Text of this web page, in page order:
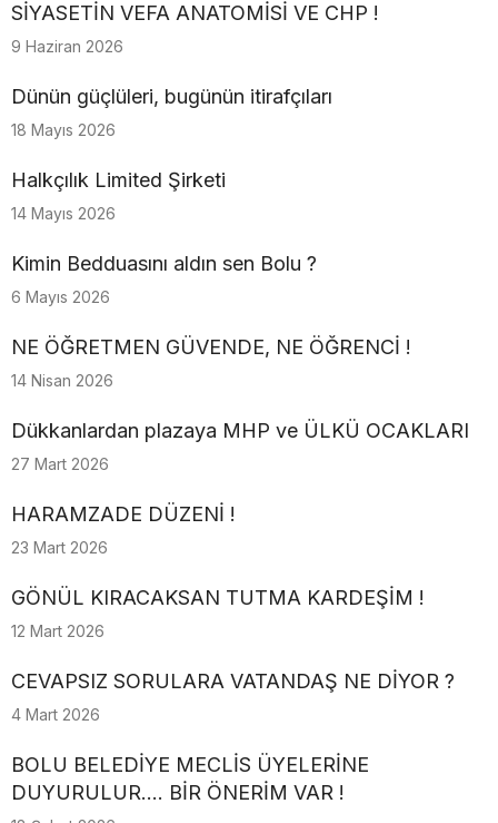
SİYASETİN VEFA ANATOMİSİ VE CHP !
9 Haziran 2026
Dünün güçlüleri, bugünün itirafçıları
18 Mayıs 2026
Halkçılık Limited Şirketi
14 Mayıs 2026
Kimin Bedduasını aldın sen Bolu ?
6 Mayıs 2026
NE ÖĞRETMEN GÜVENDE, NE ÖĞRENCİ !
14 Nisan 2026
Dükkanlardan plazaya MHP ve ÜLKÜ OCAKLARI
27 Mart 2026
HARAMZADE DÜZENİ !
23 Mart 2026
GÖNÜL KIRACAKSAN TUTMA KARDEŞİM !
12 Mart 2026
CEVAPSIZ SORULARA VATANDAŞ NE DİYOR ?
4 Mart 2026
BOLU BELEDİYE MECLİS ÜYELERİNE
DUYURULUR.... BİR ÖNERİM VAR !